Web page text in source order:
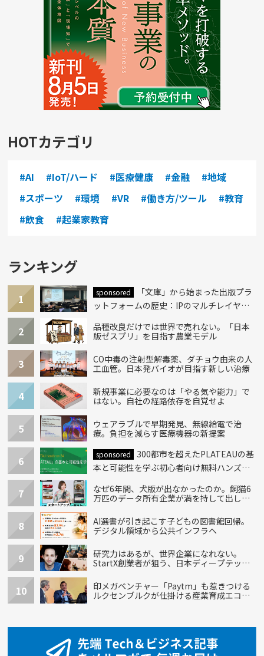
HOTカテゴリ
#AI #IoT/ハード #医療健康 #金融
#地域
#スポーツ
#環境 #VR #働き方/ツール
#教育
#飲食
#起業家教育
ランキング
1 sponsored
「文庫」から始まった出版プラ
ットフォームの歴史：IPのマルチレイヤー
2
品種改良だけでは世界で売れない。「日本
版ゼスプリ」を目指す農業モデル
3
CO中毒の注射型解毒薬、ダチョウ由来の人
工血管。日本発バイオが目指す新しい治療
4
新規事業に必要なのは「やる気や能力」で
はない。自社の経路依存を自覚せよ
5
ウェアラブルで早期発見、無線給電で治
療。負担を減らす医療機器の新提案
6 sponsored
300都市を超えたPLATEAUの基
本と可能性を学ぶ初心者向け無料ハンズオ
7
なぜ6年間、犬版が出なかったのか。飼猫6
万匹のデータ所有企業が満を持して出し
8
AI選書が引き起こす子どもの図書館回帰。
デジタル領域から公共インフラへ
9
研究力はあるが、世界企業になれない。
StartX創業者が狙う、日本ディープテック
10
印メガベンチャー「Paytm」も惹きつける
ルクセンブルクが仕掛ける産業育成エコシ